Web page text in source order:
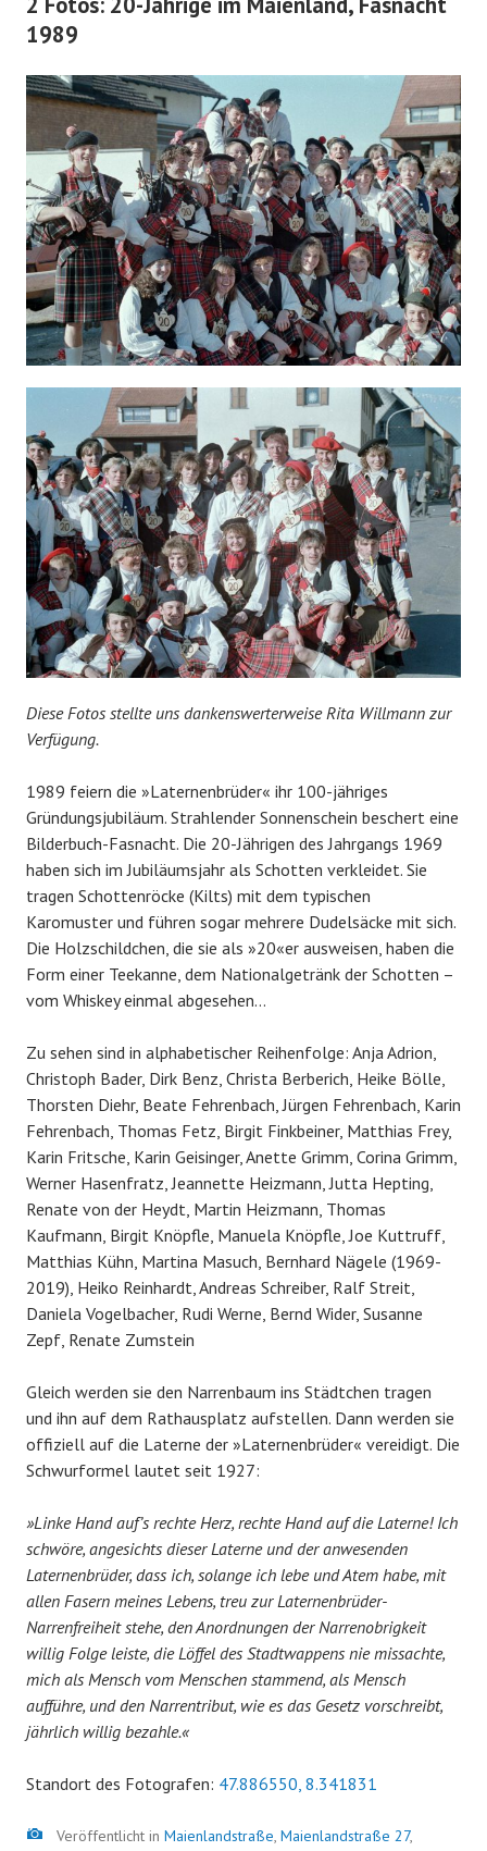
1989
Diese Fotos stellte uns dankenswerterweise Rita Willmann zur
Verfügung.
1989 feiern die »Laternenbrüder« ihr 100-jähriges
Gründungsjubiläum. Strahlender Sonnenschein beschert eine
Bilderbuch-Fasnacht. Die 20-Jährigen des Jahrgangs 1969
haben sich im Jubiläumsjahr als Schotten verkleidet. Sie
tragen Schottenröcke (Kilts) mit dem typischen
Karomuster und führen sogar mehrere Dudelsäcke mit sich.
Die Holzschildchen, die sie als »20«er ausweisen, haben die
Form einer Teekanne, dem Nationalgetränk der Schotten –
vom Whiskey einmal abgesehen…
Zu sehen sind in alphabetischer Reihenfolge: Anja Adrion,
Christoph Bader, Dirk Benz, Christa Berberich, Heike Bölle,
Thorsten Diehr, Beate Fehrenbach, Jürgen Fehrenbach, Karin
Fehrenbach, Thomas Fetz, Birgit Finkbeiner, Matthias Frey,
Karin Fritsche, Karin Geisinger, Anette Grimm, Corina Grimm,
Werner Hasenfratz, Jeannette Heizmann, Jutta Hepting,
Renate von der Heydt, Martin Heizmann, Thomas
Kaufmann, Birgit Knöpfle, Manuela Knöpfle, Joe Kuttruff,
Matthias Kühn, Martina Masuch, Bernhard Nägele (1969-
2019), Heiko Reinhardt, Andreas Schreiber, Ralf Streit,
Daniela Vogelbacher, Rudi Werne, Bernd Wider, Susanne
Zepf, Renate Zumstein
Gleich werden sie den Narrenbaum ins Städtchen tragen
und ihn auf dem Rathausplatz aufstellen. Dann werden sie
offiziell auf die Laterne der »Laternenbrüder« vereidigt. Die
Schwurformel lautet seit 1927:
»Linke Hand auf’s rechte Herz, rechte Hand auf die Laterne! Ich
schwöre, angesichts dieser Laterne und der anwesenden
Laternenbrüder, dass ich, solange ich lebe und Atem habe, mit
allen Fasern meines Lebens, treu zur Laternenbrüder-
Narrenfreiheit stehe, den Anordnungen der Narrenobrigkeit
willig Folge leiste, die Löffel des Stadtwappens nie missachte,
mich als Mensch vom Menschen stammend, als Mensch
aufführe, und den Narrentribut, wie es das Gesetz vorschreibt,
jährlich willig bezahle.«
Standort des Fotografen: 47.886550, 8.341831
Bild
Veröffentlicht in Maienlandstraße, Maienlandstraße 27,